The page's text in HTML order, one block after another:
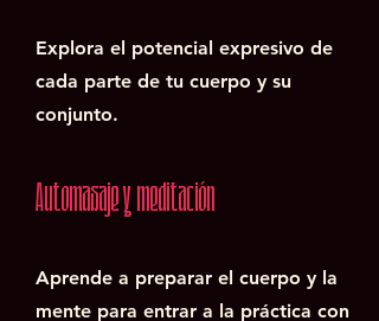
Explora el potencial expresivo de
cada parte de tu cuerpo y su
conjunto.
Automasaje y meditación
Aprende a preparar el cuerpo y la
mente para entrar a la práctica con